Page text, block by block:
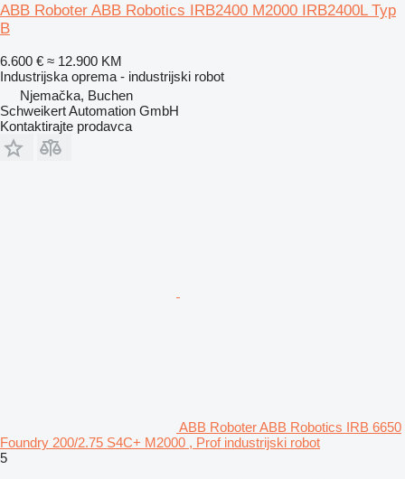
ABB Roboter ABB Robotics IRB2400 M2000 IRB2400L Typ
B
6.600 € ≈ 12.900 KM
Industrijska oprema - industrijski robot
Njemačka, Buchen
Schweikert Automation GmbH
Kontaktirajte prodavca
ABB Roboter ABB Robotics IRB 6650
Foundry 200/2.75 S4C+ M2000 , Prof industrijski robot
5